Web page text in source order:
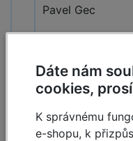
Pavel Gec
Mobil : +420
E-mail :
Reagovat »
Dáte nám
cookies,
K správnému
e-shopu, k